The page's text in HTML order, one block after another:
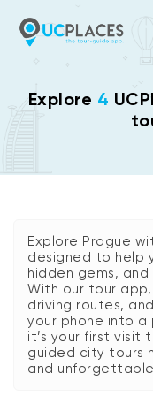
Explore 4
Explore Prague
designed to help
hidden gems,
With our tour
driving routes,
your phone into a
it’s your first visit
guided city tours
and